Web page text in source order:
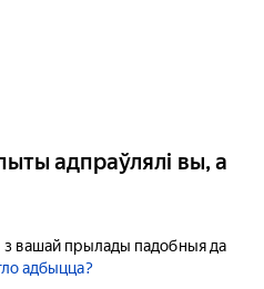
адпраўлялі вы, а
вашай прылады падобныя да
адбыцца?